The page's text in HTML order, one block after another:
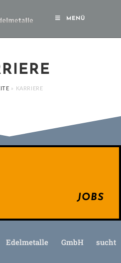
MENÜ
» KARRIERE
JOBS
GmbH sucht